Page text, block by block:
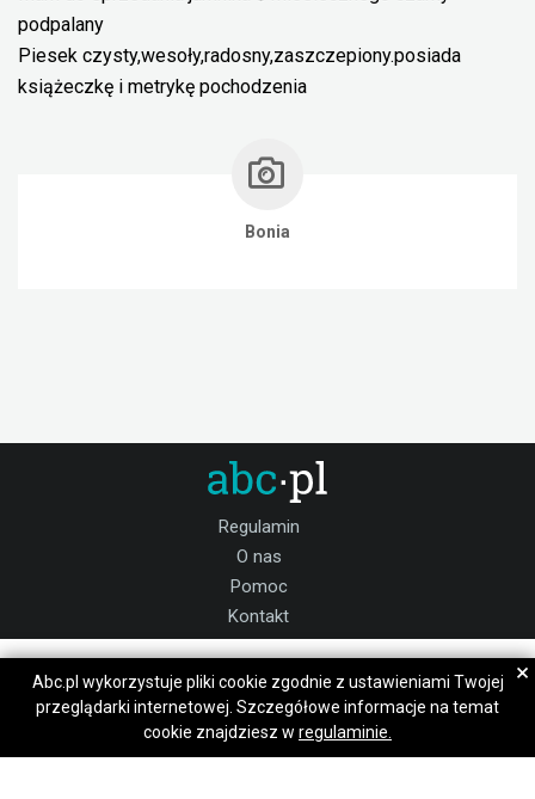
podpalany
Piesek czysty,wesoły,radosny,zaszczepiony.posiada
książeczkę i metrykę pochodzenia
Bonia
Napisz wiadomość
Napisz wiadomość
Regulamin
O nas
Pomoc
Kontakt
Praca Bytom
Dołącz do nas:
Abc.pl wykorzystuje pliki cookie zgodnie z ustawieniami Twojej
przeglądarki internetowej. Szczegółowe informacje na temat
cookie znajdziesz w regulaminie.
×